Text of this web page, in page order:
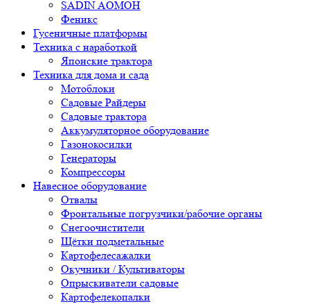
SADIN AOMOH
Феникс
Гусеничные платформы
Техника с наработкой
Японские трактора
Техника для дома и сада
Мотоблоки
Садовые Райдеры
Садовые трактора
Аккумуляторное оборудование
Газонокосилки
Генераторы
Компрессоры
Навесное оборудование
Отвалы
Фронтальные погрузчики/рабочие органы
Снегоочистители
Щётки подметальные
Картофелесажалки
Окучники / Культиваторы
Опрыскиватели садовые
Картофелекопалки